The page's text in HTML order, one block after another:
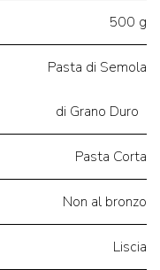
500 g
Pasta di Semola
di Grano Duro
Pasta Corta
Non al bronzo
Liscia